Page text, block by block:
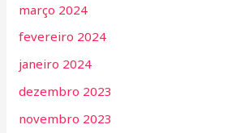
março 2024
fevereiro 2024
janeiro 2024
dezembro 2023
novembro 2023